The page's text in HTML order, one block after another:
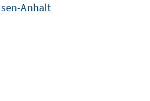
Anhalt